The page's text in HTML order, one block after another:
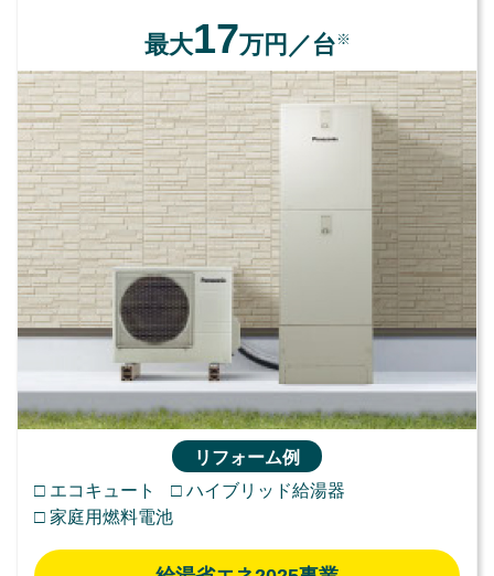
最大17万円／台 ※
リフォーム例
□ エコキュート
□ ハイブリッド給湯器
□ 家庭用燃料電池